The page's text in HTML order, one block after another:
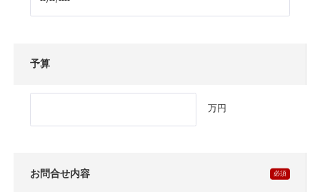
予算
万円
お問合せ内容